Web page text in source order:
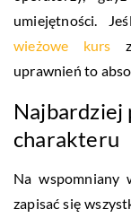
umiejętności.
wieżowe kurs
uprawnień to
Najbardziej
charakteru
Na wspomniany
zapisać się